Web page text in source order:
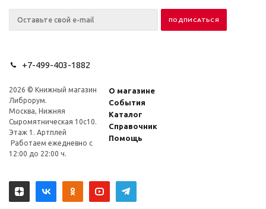
+7-499-403-1882
2026 © Книжный магазин
Либрорум.
Москва, Нижняя
Сыромятническая 10с10.
Этаж 1. Артплей
Работаем ежедневно с
12:00 до 22:00 ч.
О магазине
События
Каталог
Справочник
Помощь